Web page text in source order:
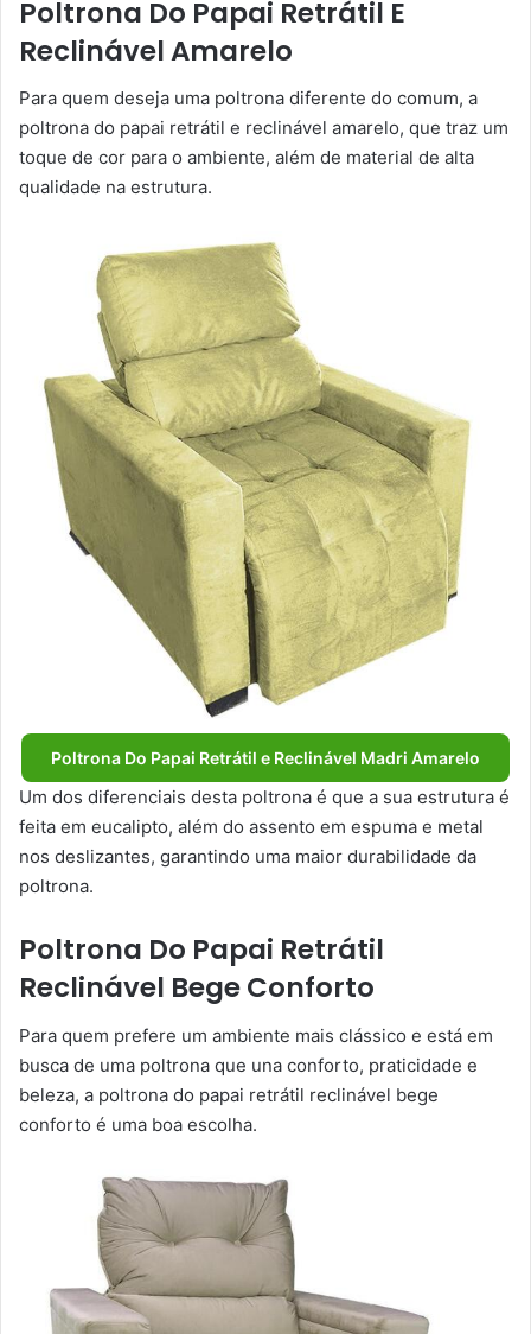
Poltrona Do Papai Retrátil E
Reclinável Amarelo
Para quem deseja uma poltrona diferente do comum, a
poltrona do papai retrátil e reclinável amarelo, que traz um
toque de cor para o ambiente, além de material de alta
qualidade na estrutura.
Poltrona Do Papai Retrátil e Reclinável Madri Amarelo
Um dos diferenciais desta poltrona é que a sua estrutura é
feita em eucalipto, além do assento em espuma e metal
nos deslizantes, garantindo uma maior durabilidade da
poltrona.
Poltrona Do Papai Retrátil
Reclinável Bege Conforto
Para quem prefere um ambiente mais clássico e está em
busca de uma poltrona que una conforto, praticidade e
beleza, a poltrona do papai retrátil reclinável bege
conforto é uma boa escolha.